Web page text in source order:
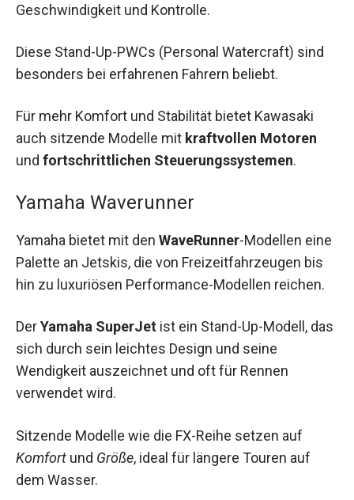
Geschwindigkeit und Kontrolle.
Diese Stand-Up-PWCs (Personal Watercraft) sind
besonders bei erfahrenen Fahrern beliebt.
Für mehr Komfort und Stabilität bietet Kawasaki
auch sitzende Modelle mit kraftvollen Motoren
und fortschrittlichen Steuerungssystemen.
Yamaha Waverunner
Yamaha bietet mit den WaveRunner-Modellen eine
Palette an Jetskis, die von Freizeitfahrzeugen bis
hin zu luxuriösen Performance-Modellen reichen.
DerYamaha SuperJet ist ein Stand-Up-Modell, das
sich durch sein leichtes Design und seine
Wendigkeit auszeichnet und oft für Rennen
verwendet wird.
Sitzende Modelle wie die FX-Reihe setzen auf
Komfort und Größe, ideal für längere Touren auf
dem Wasser.